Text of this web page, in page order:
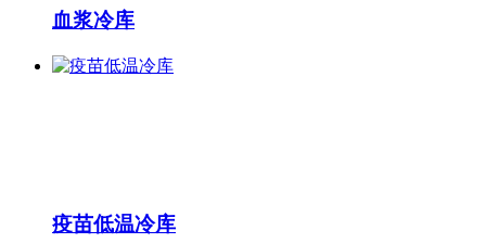
血浆冷库
疫苗低温冷库